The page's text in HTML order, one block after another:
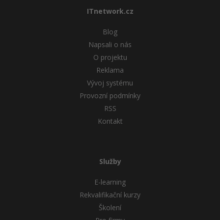
Kybernetická bezpečnost
Elektronický podpis
ITnetwork.cz
Blog
Napsali o nás
O projektu
Reklama
Vývoj systému
Provozní podmínky
RSS
Kontakt
Služby
E-learning
Rekvalifikační kurzy
Školení